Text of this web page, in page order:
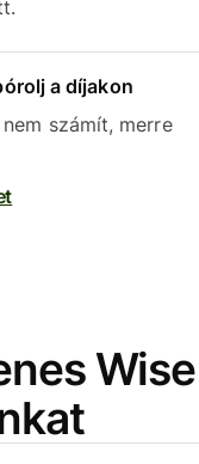
a díjakon
számít, merre
Wise